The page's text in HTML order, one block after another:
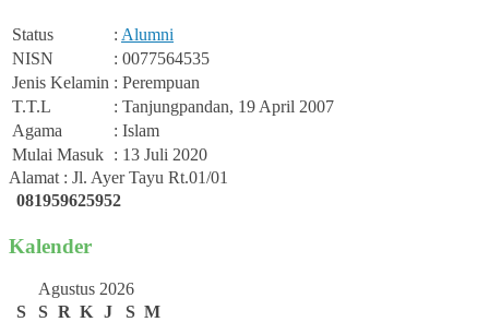
Status : Alumni
NISN
: 0077564535
Jenis Kelamin : Perempuan
T.T.L
: Tanjungpandan, 19 April 2007
Agama
: Islam
Mulai Masuk : 13 Juli 2020
Alamat : Jl. Ayer Tayu Rt.01/01
081959625952
Kalender
Agustus 2026
S
S R K J S M